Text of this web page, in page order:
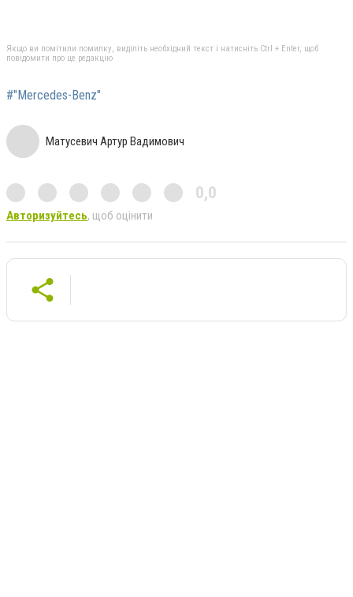
Якщо ви помітили помилку, виділіть необхідний текст і натисніть Ctrl + Enter, щоб
повідомити про це редакцію
#"Mercedes-Benz"
Матусевич Артур Вадимович
0,0
Авторизуйтесь, щоб оцінити